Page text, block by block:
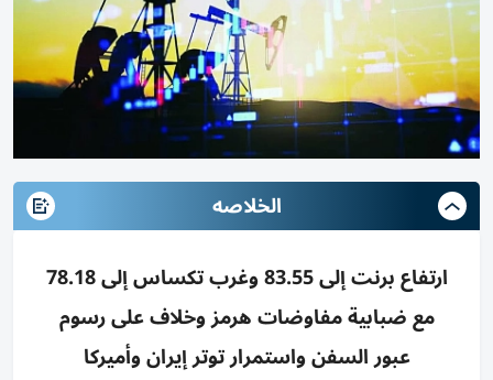
الخلاصه
ارتفاع برنت إلى 83.55 وغرب تكساس إلى 78.18
مع ضبابية مفاوضات هرمز وخلاف على رسوم
عبور السفن واستمرار توتر إيران وأميركا